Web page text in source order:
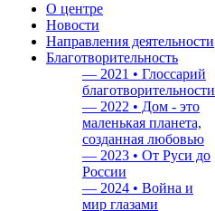
О центре
Новости
Направления деятельности
Благотворительность
— 2021 • Глоссарий
благотворительности
— 2022 • Дом - это
маленькая планета,
созданная любовью
— 2023 • От Руси до
России
— 2024 • Война и
мир глазами